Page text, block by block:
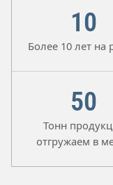
10
Более 10 лет на
50
Тонн
отгружаем в